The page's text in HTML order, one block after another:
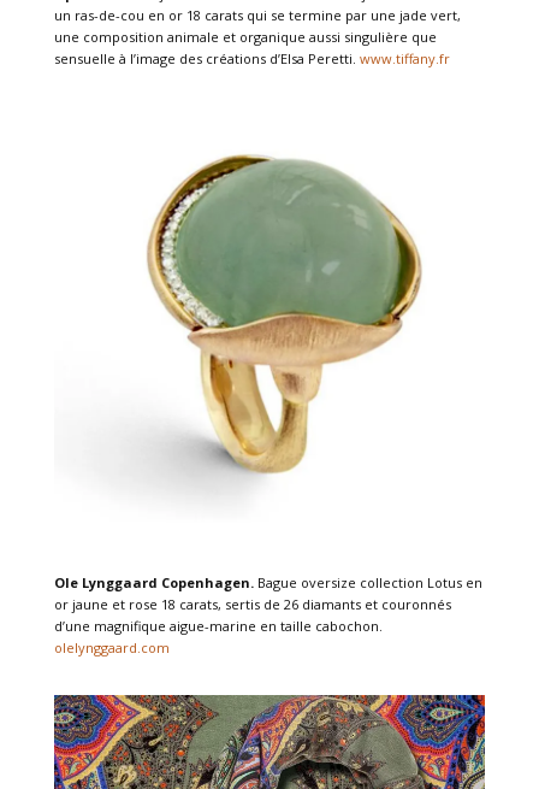
un ras-de-cou en or 18 carats qui se termine par une jade vert,
une composition animale et organique aussi singulière que
sensuelle à l’image des créations d’Elsa Peretti. www.tiffany.fr
Ole Lynggaard Copenhagen.Bague oversize collection Lotus en
or jaune et rose 18 carats, sertis de 26 diamants et couronnés
d’une magnifique aigue-marine en taille cabochon.
olelynggaard.com